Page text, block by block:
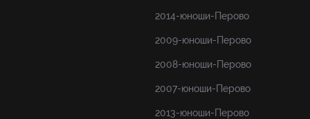
2014-юноши-Перово
2009-юноши-Перово
2008-юноши-Перово
2007-юноши-Перово
2013-юноши-Перово